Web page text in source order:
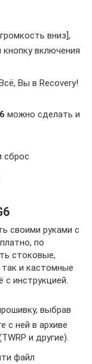
вниз],
включения
Вы в Recovery!
можно сделать и
сброс
своими руками с
по
стоковые,
и кастомные
с инструкцией.
выбрав
с ней в архиве
и другие).
файл